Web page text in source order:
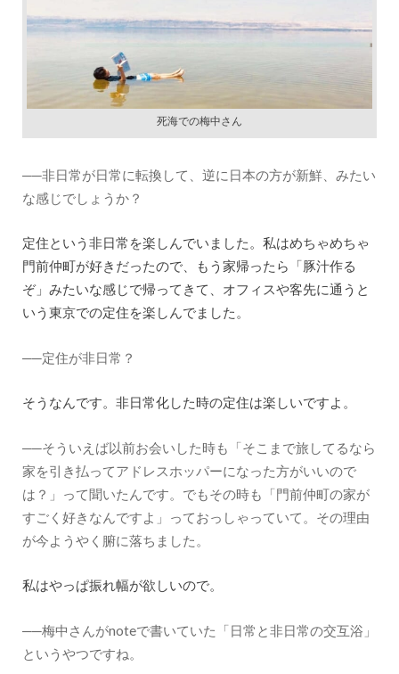
死海での梅中さん
──非日常が日常に転換して、逆に日本の方が新鮮、みたい
な感じでしょうか？
定住という非日常を楽しんでいました。私はめちゃめちゃ
門前仲町が好きだったので、もう家帰ったら「豚汁作る
ぞ」みたいな感じで帰ってきて、オフィスや客先に通うと
いう東京での定住を楽しんでました。
──定住が非日常？
そうなんです。非日常化した時の定住は楽しいですよ。
──そういえば以前お会いした時も「そこまで旅してるなら
家を引き払ってアドレスホッパーになった方がいいので
は？」って聞いたんです。でもその時も「門前仲町の家が
すごく好きなんですよ」っておっしゃっていて。その理由
が今ようやく腑に落ちました。
私はやっぱ振れ幅が欲しいので。
──梅中さんがnoteで書いていた「日常と非日常の交互浴」
というやつですね。